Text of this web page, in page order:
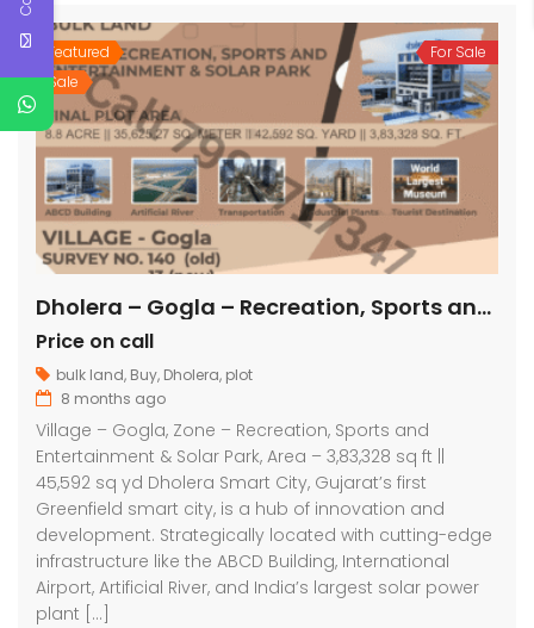
Featured
Sale
For Sale
Dholera – Gogla – Recreation, Sports and Entertainment & Solar Park – 3,83,328 sq ft
Price on call
bulk land, Buy, Dholera, plot
8 months ago
Village – Gogla, Zone – Recreation, Sports and
Entertainment & Solar Park, Area – 3,83,328 sq ft ||
45,592 sq yd Dholera Smart City, Gujarat’s first
Greenfield smart city, is a hub of innovation and
development. Strategically located with cutting-edge
infrastructure like the ABCD Building, International
Airport, Artificial River, and India’s largest solar power
plant […]